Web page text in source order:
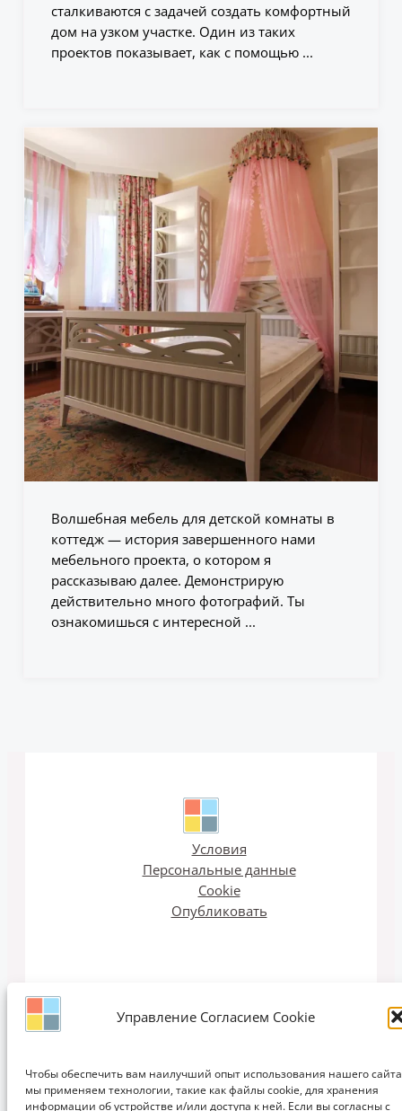
Управление Согласием Cookie
Чтобы обеспечить вам наилучший опыт использования нашего
мы применяем технологии, такие как файлы cookie, для хранения
информации об устройстве и/или доступа к ней. Если вы согласны с
сталкиваются с задачей создать комфортный
дом на узком участке. Один из таких
проектов показывает, как с помощью ...
Волшебная мебель для детской комнаты в
коттедж — история завершенного нами
мебельного проекта, о котором я
рассказываю далее. Демонстрирую
действительно много фотографий. Ты
ознакомишься с интересной ...
Условия
Персональные данные
Cookie
Опубликовать
Email рассылка